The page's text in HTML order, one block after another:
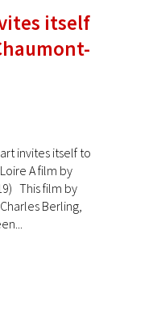
itself
invites itself to
A film by
This film by
Berling,